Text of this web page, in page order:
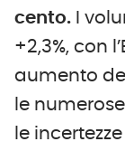
cento. I
+2,3%, con
aumento
le
le